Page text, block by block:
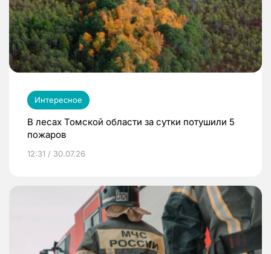
Интересное
В лесах Томской области за сутки потушили 5
пожаров
12:31 / 30.07.26